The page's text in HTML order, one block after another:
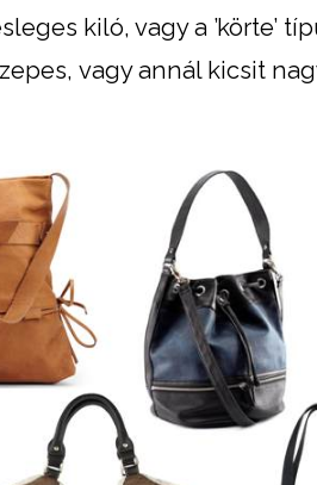
kiló, vagy a ’körte’
vagy annál kicsit